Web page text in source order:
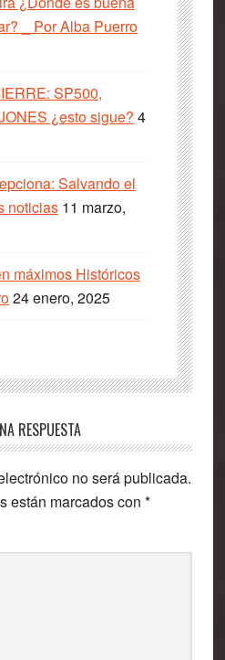
_ Por Alba Puerro
SP500,
¿esto sigue? 4
Salvando el
noticias 11 marzo,
máximos Históricos
24 enero, 2025
RESPUESTA
no será publicada.
están marcados con *